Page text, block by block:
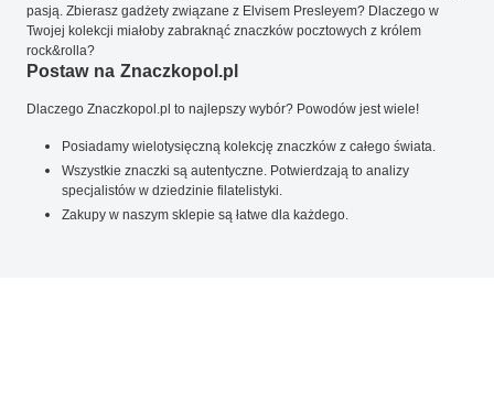
pasją. Zbierasz gadżety związane z Elvisem Presleyem? Dlaczego w
Twojej kolekcji miałoby zabraknąć znaczków pocztowych z królem
rock&rolla?
Postaw na Znaczkopol.pl
Dlaczego Znaczkopol.pl to najlepszy wybór? Powodów jest wiele!
Posiadamy wielotysięczną kolekcję znaczków z całego świata.
Wszystkie znaczki są autentyczne. Potwierdzają to analizy
specjalistów w dziedzinie filatelistyki.
Zakupy w naszym sklepie są łatwe dla każdego.